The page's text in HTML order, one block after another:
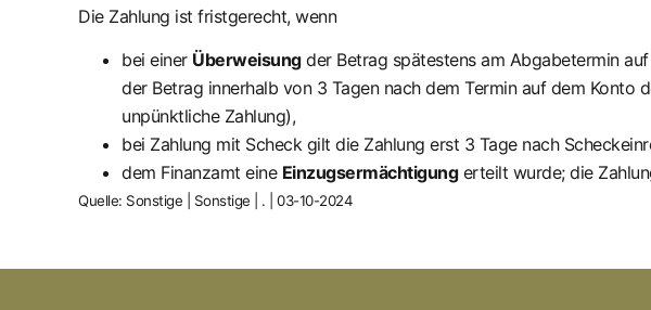
Die Zahlung ist fristgerecht, wenn
bei einer Überweisungder Betrag spätestens am Abgabetermin
der Betrag innerhalb von 3 Tagen nach dem Termin auf dem
unpünktliche Zahlung),
bei Zahlung mit Scheck gilt die Zahlung erst 3 Tage nach
dem Finanzamt eine Einzugsermächtigungerteilt wurde; die
Quelle: Sonstige | Sonstige | . | 03-10-2024